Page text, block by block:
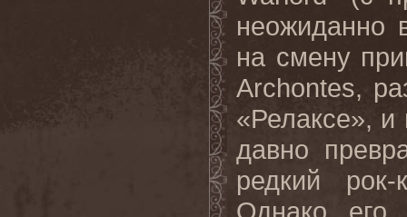
неожиданно
на смену
Archontes,
«Релаксе», и
давно
редкий